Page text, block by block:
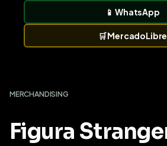
📱WhatsApp
🛒MercadoLibre
MERCHANDISING
Figura